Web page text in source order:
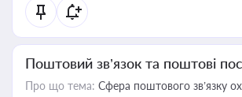
Поштовий зв’язок та поштові
Про що тема: Сфера поштового зв’язку